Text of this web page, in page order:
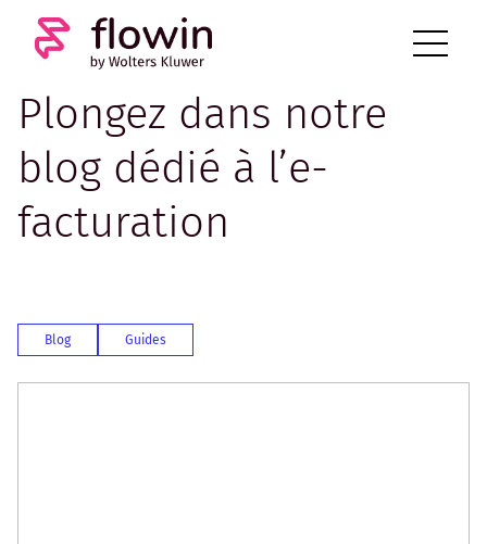
Plongez dans notre
blog dédié à l’e-
facturation
Blog Guides